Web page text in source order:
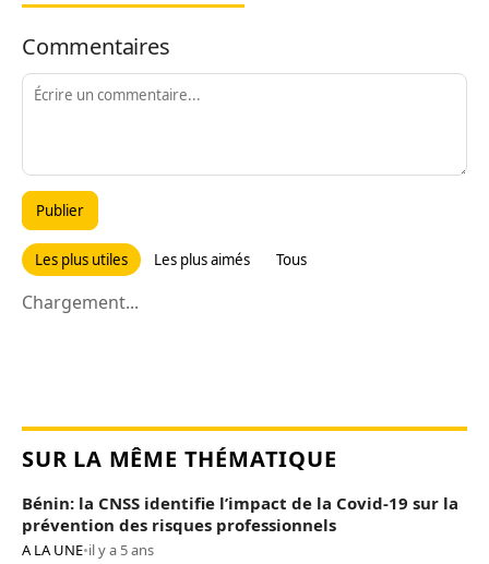
Commentaires
Publier
Les plus utiles Les plus aimés Tous
Chargement...
SUR LA MÊME THÉMATIQUE
Bénin: la CNSS identifie l’impact de la Covid-19 sur la
prévention des risques professionnels
A LA UNE•il y a 5 ans